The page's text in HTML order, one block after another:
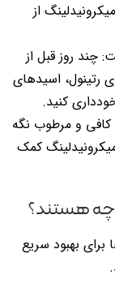
قبل از میکرونیدلینگ از
چند روز قبل از
رتینول، اسیدهای
کنید.
و مرطوب نگه
کمک
چه هستند؟
برای بهبود سریع